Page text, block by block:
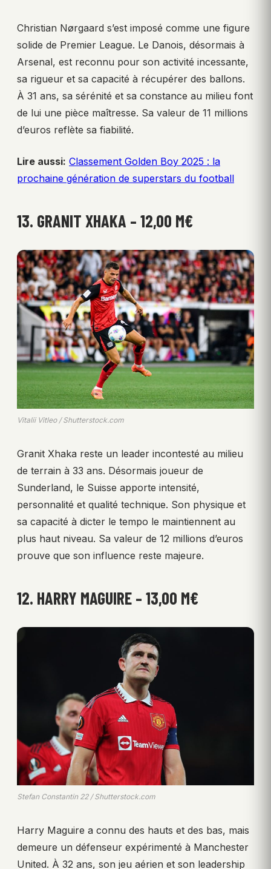
Christian Nørgaard s’est imposé comme une figure
solide de Premier League. Le Danois, désormais à
Arsenal, est reconnu pour son activité incessante,
sa rigueur et sa capacité à récupérer des ballons.
À 31 ans, sa sérénité et sa constance au milieu font
de lui une pièce maîtresse. Sa valeur de 11 millions
d’euros reflète sa fiabilité.
Lire aussi: Classement Golden Boy 2025 : la
prochaine génération de superstars du football
13. GRANIT XHAKA – 12,00 M€
Vitalii Vitleo / Shutterstock.com
Granit Xhaka reste un leader incontesté au milieu
de terrain à 33 ans. Désormais joueur de
Sunderland, le Suisse apporte intensité,
personnalité et qualité technique. Son physique et
sa capacité à dicter le tempo le maintiennent au
plus haut niveau. Sa valeur de 12 millions d’euros
prouve que son influence reste majeure.
12. HARRY MAGUIRE – 13,00 M€
Stefan Constantin 22 / Shutterstock.com
Harry Maguire a connu des hauts et des bas, mais
demeure un défenseur expérimenté à Manchester
United. À 32 ans, son jeu aérien et son leadership